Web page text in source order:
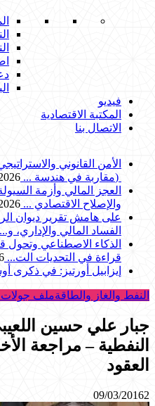
فيديو
المكتبة الاقتصادية
الاتصال بنا
‎) ‎مقاربة في هندسة ...
العجز المالي وأزمة
والإصلاح الاقتصادي ...
الفساد المالي والإداري، و...
الذكاء الاصطناعي وتحول
قراءة في التحديات الت...
إيزابيل أورتيز: في ذكرى
النفط والغاز والطاقةملف جولات
جبار علي حسين
النفطية – مراجعة
العقود
09/03/20162